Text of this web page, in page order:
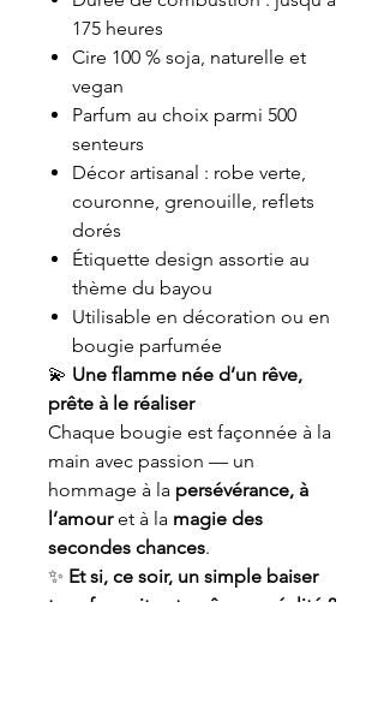
175 heures
Cire 100 % soja, naturelle et
vegan
Parfum au choix parmi 500
senteurs
Décor artisanal : robe verte,
couronne, grenouille, reflets
dorés
Étiquette design assortie au
thème du bayou
Utilisable en décoration ou en
bougie parfumée
💫 Une flamme née d’un rêve,
prête à le réaliser
Chaque bougie est façonnée à la
main avec passion — un
hommage à la persévérance, à
l’amouret à la magie des
secondes chances.
✨ Et si, ce soir, un simple baiser
transformait votre rêve en réalité ?